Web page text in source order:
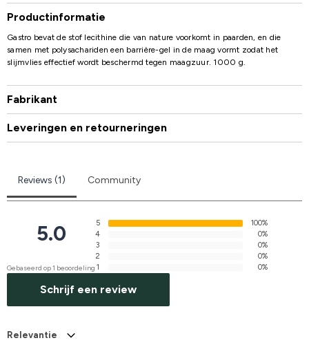
Productinformatie
Gastro bevat de stof lecithine die van nature voorkomt in paarden, en die
samen met polysachariden een barrière-gel in de maag vormt zodat het
slijmvlies effectief wordt beschermd tegen maagzuur. 1000 g.
Fabrikant
Leveringen en retourneringen
Reviews (1) Community
5.0
Gebaseerd op 1 beoordeling
5
100%
4
0%
3
0%
2
0%
1
0%
Schrijf een review
Relevantie